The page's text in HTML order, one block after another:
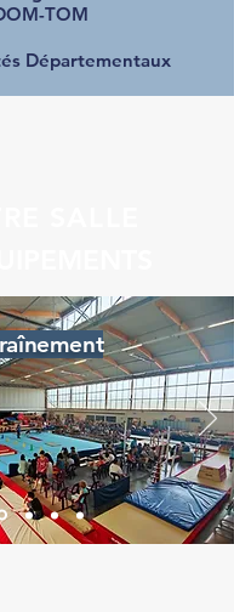
TOM
Départementaux